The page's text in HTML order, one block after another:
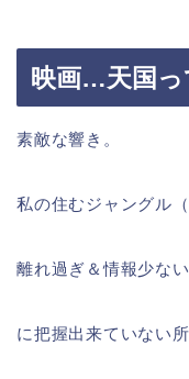
映画…天国っ
素敵な響き。
私の住むジャングル
離れ過ぎ＆情報少な
に把握出来ていない